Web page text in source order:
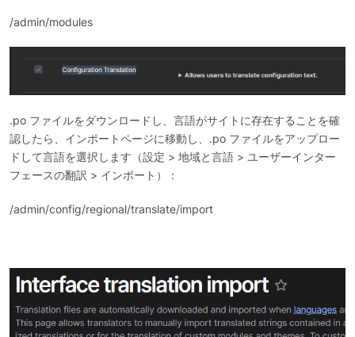
/admin/modules
.po ファイルをダウンロードし、言語がサイトに存在することを確
認したら、インポートページに移動し、.po ファイルをアップロー
ドして言語を選択します（設定 > 地域と言語 > ユーザーインター
フェースの翻訳 > インポート）：
/admin/config/regional/translate/import